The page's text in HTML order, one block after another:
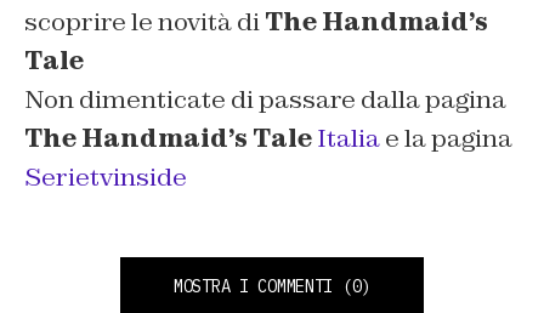
scoprire le novità diThe Handmaid’s
Tale
Non dimenticate di passare dalla pagina
The Handmaid’s TaleItaliae la pagina
Serietvinside
MOSTRA I COMMENTI (0)